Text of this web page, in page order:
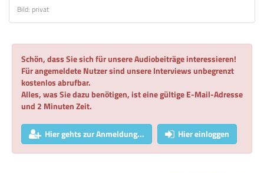
Bild: privat
Schön, dass Sie sich für unsere Audiobeiträge interessieren!
Für angemeldete Nutzer sind unsere Interviews unbegrenzt
kostenlos abrufbar.
Alles, was Sie dazu benötigen, ist eine gültige E-Mail-Adresse
und 2 Minuten Zeit.
Hier gehts zur Anmeldung... Hier einloggen